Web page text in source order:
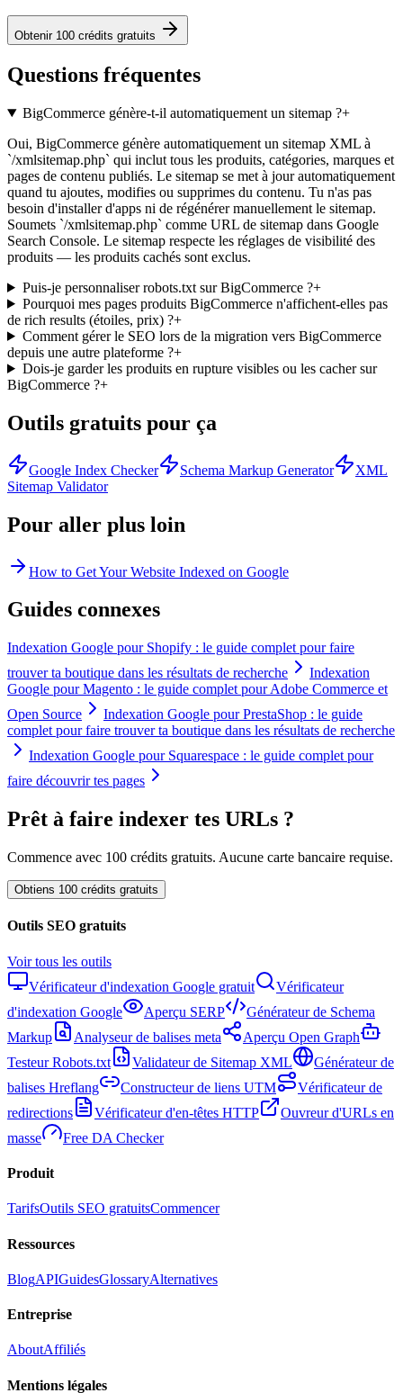
Obtenir 100 crédits gratuits
Questions fréquentes
BigCommerce génère-t-il automatiquement un sitemap ?+
Oui, BigCommerce génère automatiquement un sitemap XML à
`/xmlsitemap.php` qui inclut tous les produits, catégories, marques et
pages de contenu publiés. Le sitemap se met à jour automatiquement
quand tu ajoutes, modifies ou supprimes du contenu. Tu n'as pas
besoin d'installer d'apps ni de régénérer manuellement le sitemap.
Soumets `/xmlsitemap.php` comme URL de sitemap dans Google
Search Console. Le sitemap respecte les réglages de visibilité des
produits — les produits cachés sont exclus.
Puis-je personnaliser robots.txt sur BigCommerce ?+
Pourquoi mes pages produits BigCommerce n'affichent-elles pas
de rich results (étoiles, prix) ?+
Comment gérer le SEO lors de la migration vers BigCommerce
depuis une autre plateforme ?+
Dois-je garder les produits en rupture visibles ou les cacher sur
BigCommerce ?+
Outils gratuits pour ça
Google Index Checker Schema Markup Generator
XML
Sitemap Validator
Pour aller plus loin
How to Get Your Website Indexed on Google
Guides connexes
Indexation Google pour Shopify : le guide complet pour faire
trouver ta boutique dans les résultats de recherche
Indexation
Google pour Magento : le guide complet pour Adobe Commerce et
Open Source
Indexation Google pour PrestaShop : le guide
complet pour faire trouver ta boutique dans les résultats de recherche
Indexation Google pour Squarespace : le guide complet pour
faire découvrir tes pages
Prêt à faire indexer tes URLs ?
Commence avec 100 crédits gratuits. Aucune carte bancaire requise.
Obtiens 100 crédits gratuits
Outils SEO gratuits
Voir tous les outils
Vérificateur d'indexation Google gratuit
Vérificateur
d'indexation Google
Aperçu SERP
Générateur de Schema
Markup
Analyseur de balises meta
Aperçu Open Graph
Testeur Robots.txt
Validateur de Sitemap XML
Générateur de
balises Hreflang
Constructeur de liens UTM
Vérificateur de
redirections
Vérificateur d'en-têtes HTTP
Ouvreur d'URLs en
masse
Free DA Checker
Produit
TarifsOutils SEO gratuitsCommencer
Ressources
BlogAPIGuidesGlossaryAlternatives
Entreprise
AboutAffiliés
Mentions légales